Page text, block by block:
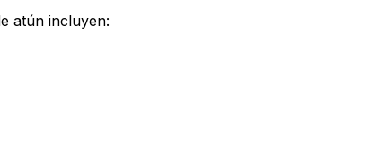
atún incluyen: